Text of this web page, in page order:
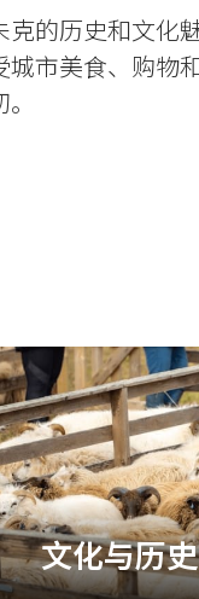
的历史和文化
市美食、购物
文化与历史